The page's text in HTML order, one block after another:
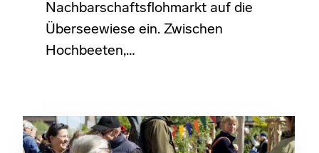
Nachbarschaftsflohmarkt auf die
Überseewiese ein. Zwischen
Hochbeeten,…